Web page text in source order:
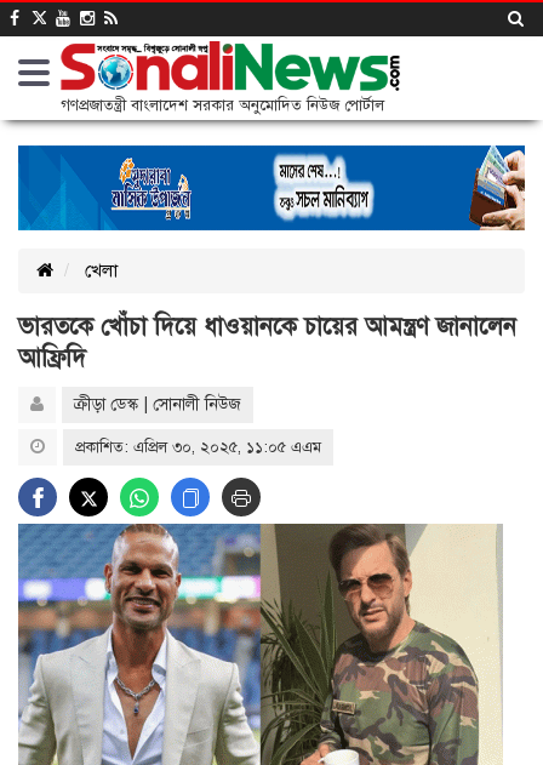
গণপ্রজাতন্ত্রী বাংলাদেশ সরকার অনুমোদিত নিউজ পোর্টাল
খেলা
ভারতকে খোঁচা দিয়ে ধাওয়ানকে চায়ের আমন্ত্রণ জানালেন
আফ্রিদি
ক্রীড়া ডেস্ক | সোনালী নিউজ
প্রকাশিত: এপ্রিল ৩০, ২০২৫, ১১:০৫ এএম